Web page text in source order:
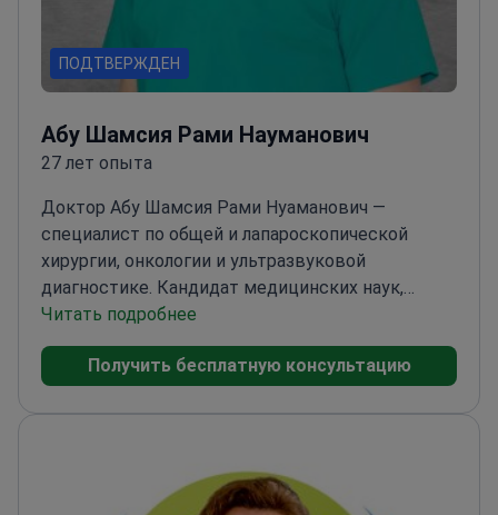
ПОДТВЕРЖДЕН
Абу Шамсия Рами Науманович
27 лет опыта
Доктор Абу Шамсия Рами Нуаманович —
специалист по общей и лапароскопической
хирургии, онкологии и ультразвуковой
диагностике. Кандидат медицинских наук,
доцент, врач высшей категории. Член
хирургов и Всемирной организации
ВОЗ по лапароскопической хирургии. Президент
тысячи операций, включая грыжесечения,
бариатрические и онкологические
Читать подробнее
Получить бесплатную консультацию